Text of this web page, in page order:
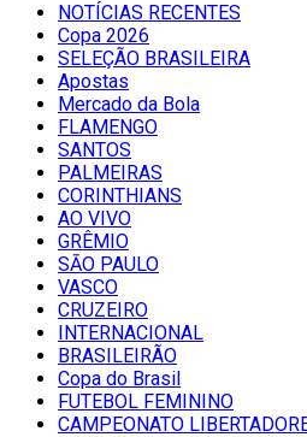
NOTÍCIAS RECENTES
Copa 2026
SELEÇÃO BRASILEIRA
Apostas
Mercado da Bola
FLAMENGO
SANTOS
PALMEIRAS
CORINTHIANS
AO VIVO
GRÊMIO
SĀO PAULO
VASCO
CRUZEIRO
INTERNACIONAL
BRASILEIRÃO
Copa do Brasil
FUTEBOL FEMININO
CAMPEONATO